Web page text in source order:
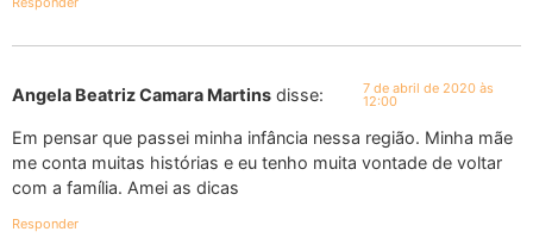
Angela Beatriz Camara Martins disse: 7 de abril de 2020 às
12:00
Em pensar que passei minha infância nessa região. Minha mãe
me conta muitas histórias e eu tenho muita vontade de voltar
com a família. Amei as dicas
Responder